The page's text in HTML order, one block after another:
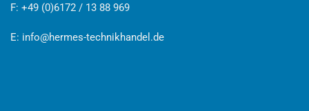
F: +49 (0)6172 / 13 88 969
E: info@hermes-technikhandel.de